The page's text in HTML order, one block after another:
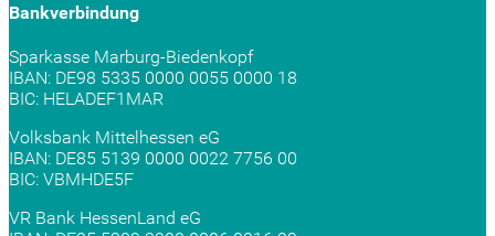
Bankverbindung
Sparkasse Marburg-Biedenkopf
IBAN: DE98 5335 0000 0055 0000 18
BIC: HELADEF1MAR
Volksbank Mittelhessen eG
IBAN: DE85 5139 0000 0022 7756 00
BIC: VBMHDE5F
VR Bank HessenLand eG